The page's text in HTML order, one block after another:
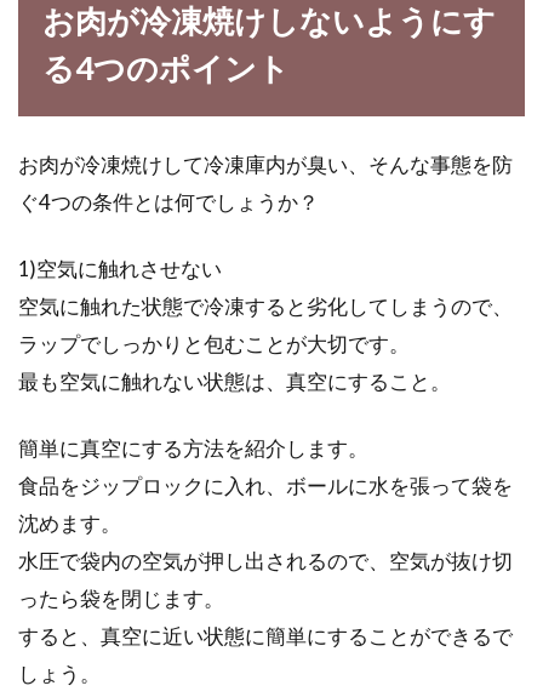
お肉が冷凍焼けしないようにす
る4つのポイント
お肉が冷凍焼けして冷凍庫内が臭い、そんな事態を防
ぐ4つの条件とは何でしょうか？
1)空気に触れさせない
空気に触れた状態で冷凍すると劣化してしまうので、
ラップでしっかりと包むことが大切です。
最も空気に触れない状態は、真空にすること。
簡単に真空にする方法を紹介します。
食品をジップロックに入れ、ボールに水を張って袋を
沈めます。
水圧で袋内の空気が押し出されるので、空気が抜け切
ったら袋を閉じます。
すると、真空に近い状態に簡単にすることができるで
しょう。